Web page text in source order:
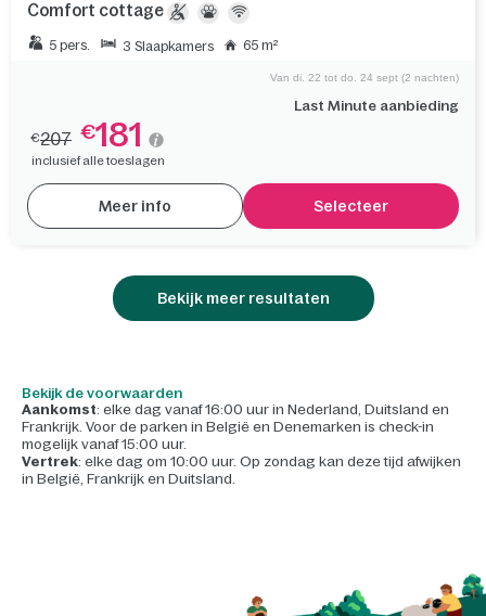
Comfort cottage
5 pers. 3 Slaapkamers 65 m²
Last Minute aanbieding
Van di. 22 tot do. 24 sept (2 nachten)
€207 €181
inclusief alle toeslagen
Meer info Selecteer
Bekijk meer resultaten
Bekijk de voorwaarden
Aankomst: elke dag vanaf 16:00 uur in Nederland, Duitsland en
Frankrijk. Voor de parken in België en Denemarken is check-in
mogelijk vanaf 15:00 uur.
Vertrek: elke dag om 10:00 uur. Op zondag kan deze tijd afwijken
in België, Frankrijk en Duitsland.